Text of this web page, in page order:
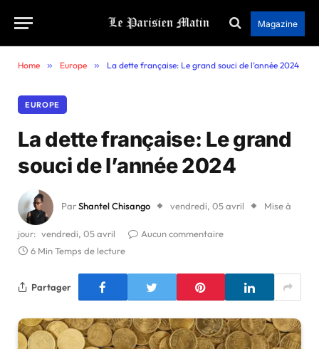
Magazine
Home » Europe » La dette française: Le grand souci de l’année 2024
EUROPE
La dette française: Le grand
souci de l’année 2024
ParShantel Chisango vendredi, 05 avril Mise à
jour: vendredi, 05 avril
Aucun commentaire
6 Min Temps de lecture
Partager